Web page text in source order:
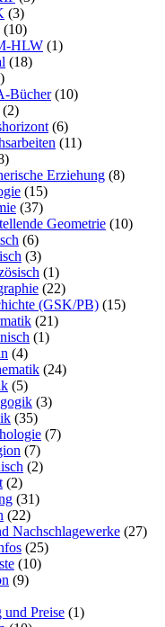
(3)
(10)
HLW (1)
(18)
Bücher(10)
(2)
(6)
(11)
Erziehung (8)
(15)
(37)
Geometrie (10)
(6)
(3)
(1)
(22)
(GSK/PB) (15)
(21)
(1)
(4)
(24)
(5)
(3)
(35)
(7)
(7)
(2)
(2)
(31)
(22)
Nachschlagewerke (27)
(25)
(10)
(9)
und Preise (1)